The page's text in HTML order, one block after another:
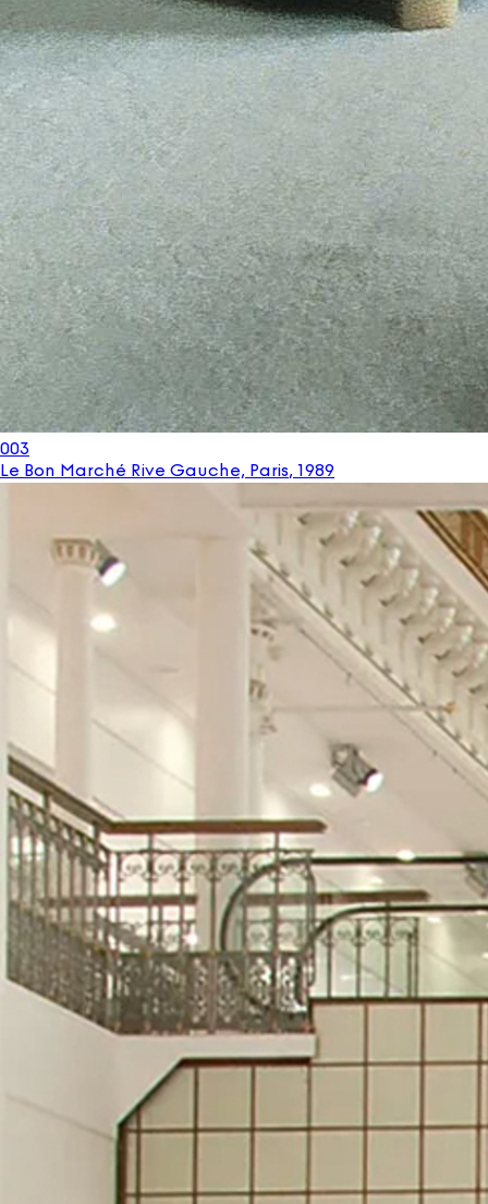
003
Le Bon Marché Rive Gauche, Paris, 1989